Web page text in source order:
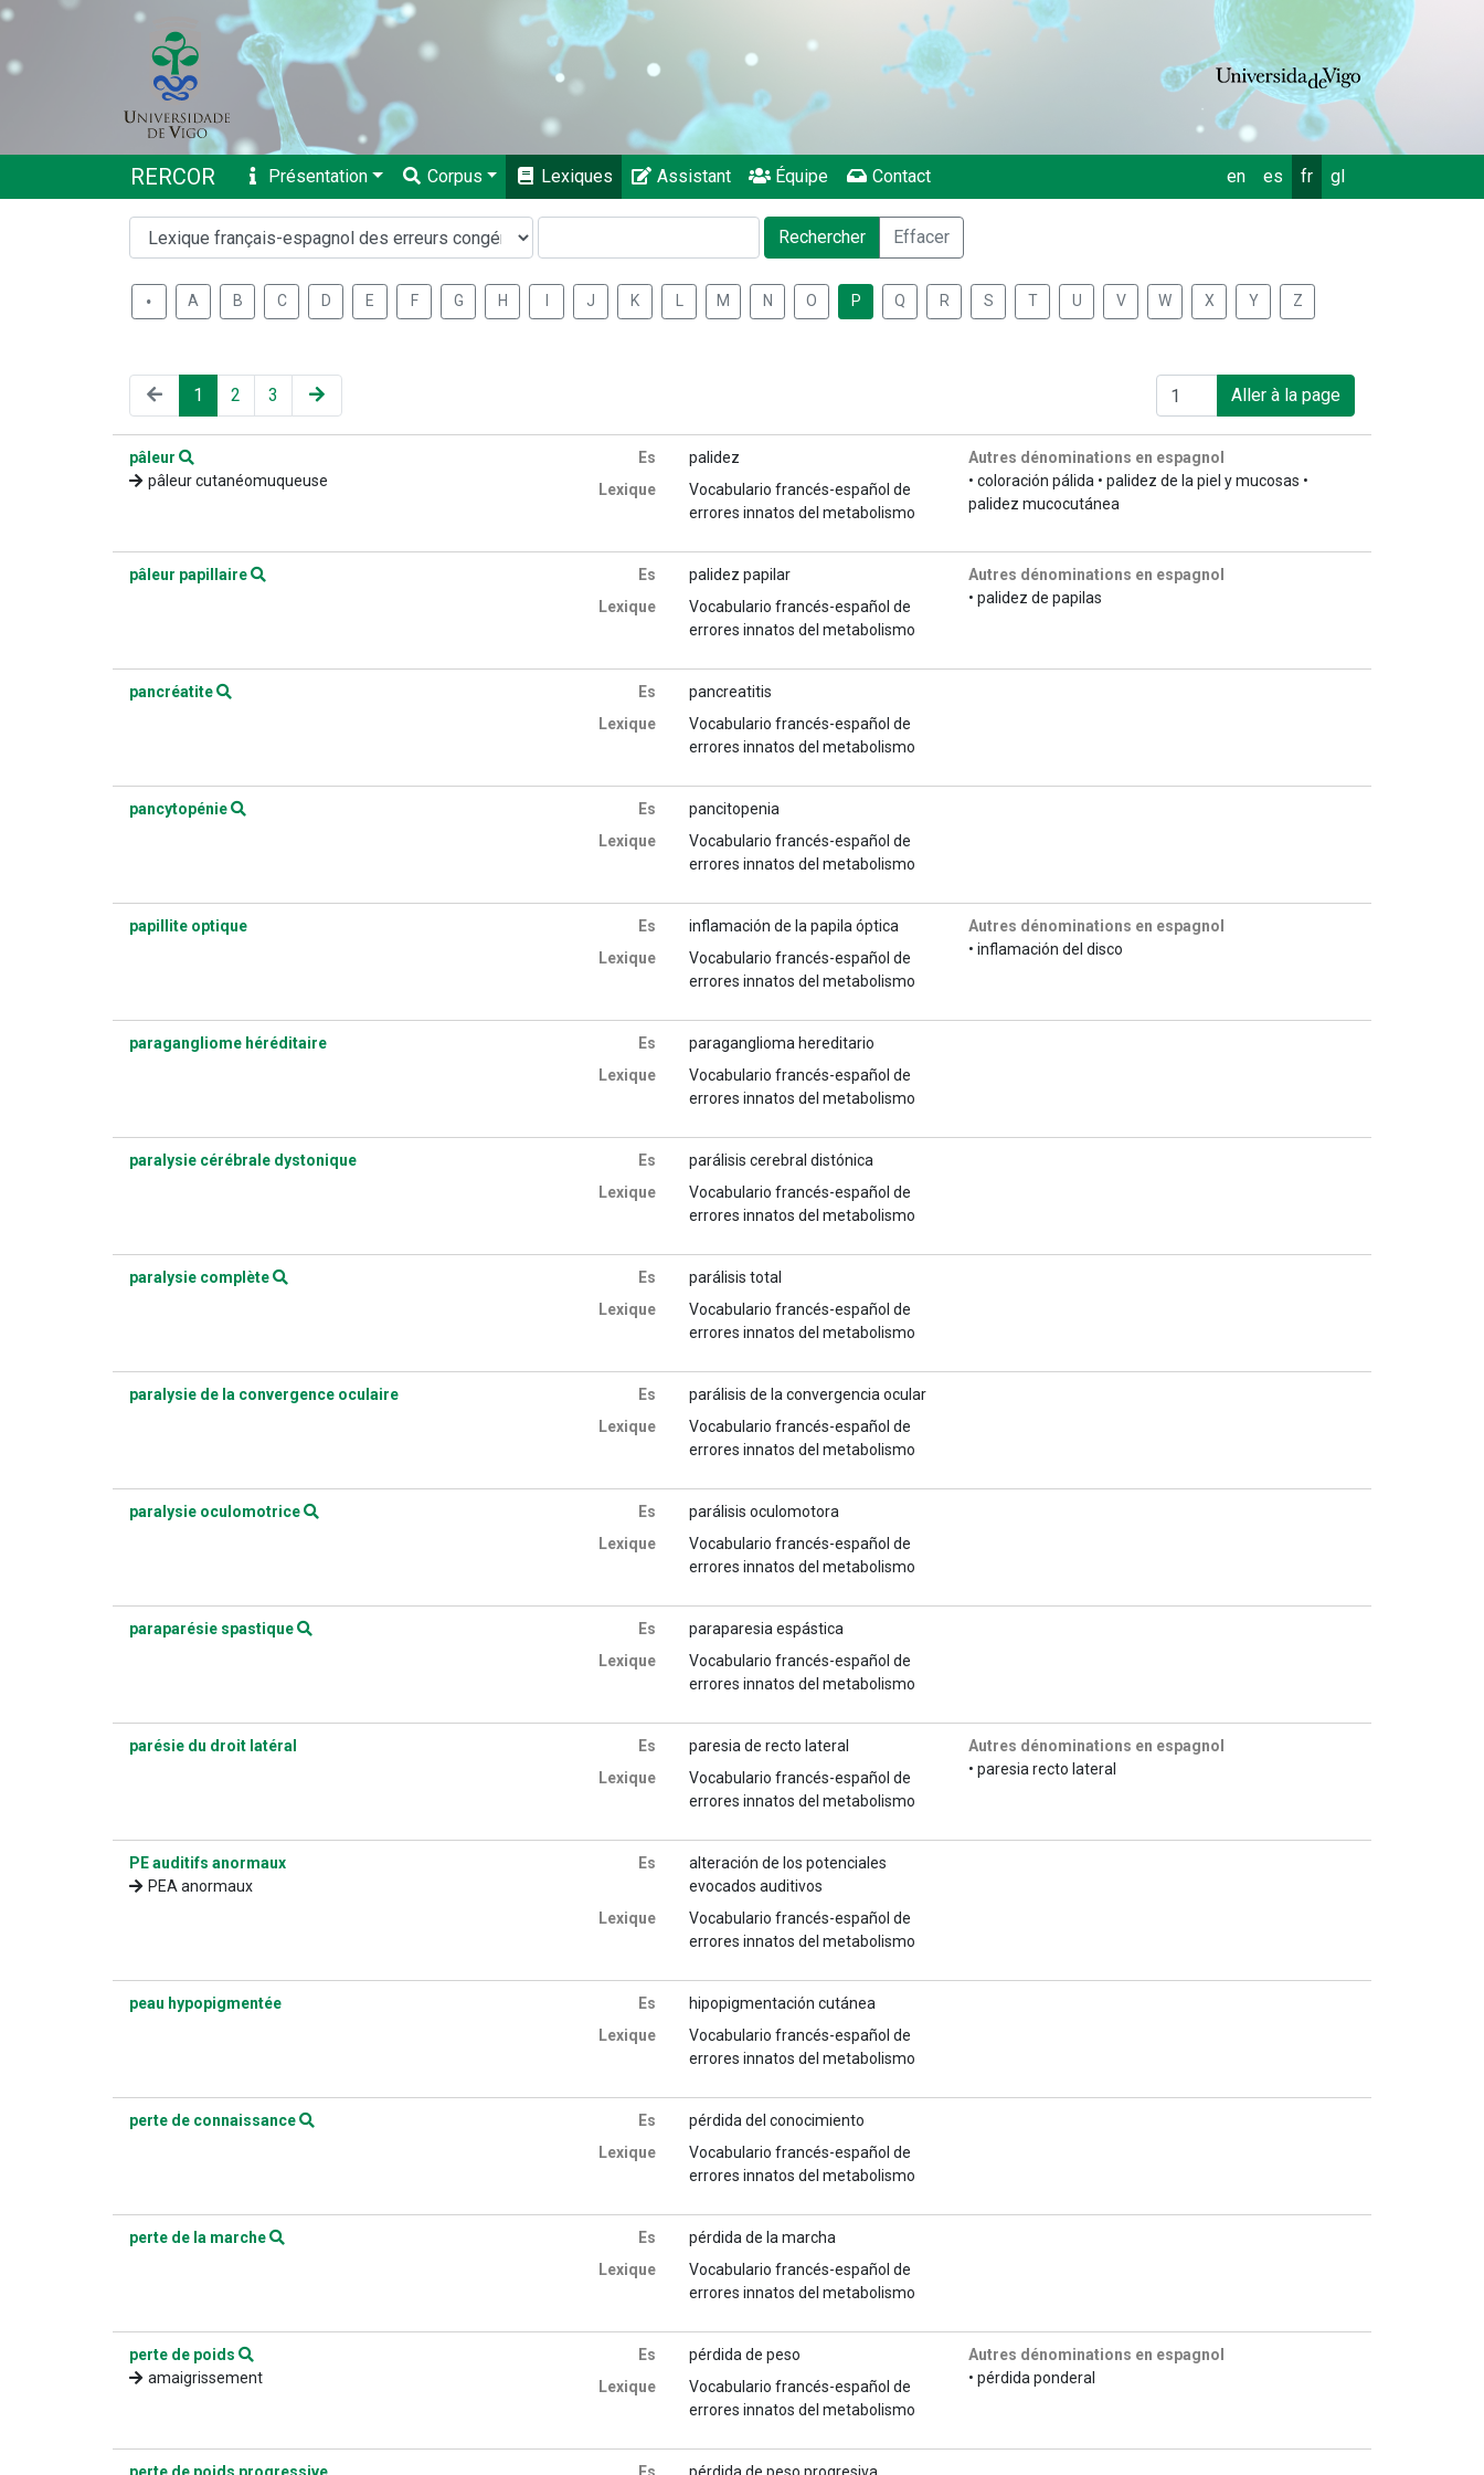
RERCOR Présentation Corpus Lexiques Assistant Équipe Contact en es fr gl
Rechercher Effacer
. A B C D E F G H J K M N O P Q R S T U V W X Y Z
1 2 3 Aller à la page
pâleur
pâleur cutanéomuqueuse
Es
palidez
Lexique
Vocabulario francés-español de
errores innatos del metabolismo
Autres dénominations en espagnol
• coloración pálida • palidez de la piel y mucosas •
palidez mucocutánea
pâleur papillaire Es
palidez papilar
Lexique
Vocabulario francés-español de
errores innatos del metabolismo
Autres dénominations en espagnol
• palidez de papilas
pancréatite Es
pancreatitis
Lexique
Vocabulario francés-español de
errores innatos del metabolismo
pancytopénie Es
pancitopenia
Lexique
Vocabulario francés-español de
errores innatos del metabolismo
papillite optique Es
inflamación de la papila óptica
Lexique
Vocabulario francés-español de
errores innatos del metabolismo
Autres dénominations en espagnol
• inflamación del disco
paragangliome héréditaire Es
paraganglioma hereditario
Lexique
Vocabulario francés-español de
errores innatos del metabolismo
paralysie cérébrale dystonique Es
parálisis cerebral distónica
Lexique
Vocabulario francés-español de
errores innatos del metabolismo
paralysie complète Es
parálisis total
Lexique
Vocabulario francés-español de
errores innatos del metabolismo
paralysie de la convergence oculaire Es
parálisis de la convergencia ocular
Lexique
Vocabulario francés-español de
errores innatos del metabolismo
paralysie oculomotrice Es
parálisis oculomotora
Lexique
Vocabulario francés-español de
errores innatos del metabolismo
paraparésie spastique Es
paraparesia espástica
Lexique
Vocabulario francés-español de
errores innatos del metabolismo
parésie du droit latéral Es
paresia de recto lateral
Lexique
Vocabulario francés-español de
errores innatos del metabolismo
Autres dénominations en espagnol
• paresia recto lateral
PE auditifs anormaux
PEA anormaux
Es
alteración de los potenciales
evocados auditivos
Lexique
Vocabulario francés-español de
errores innatos del metabolismo
peau hypopigmentée Es
hipopigmentación cutánea
Lexique
Vocabulario francés-español de
errores innatos del metabolismo
perte de connaissance Es
pérdida del conocimiento
Lexique
Vocabulario francés-español de
errores innatos del metabolismo
perte de la marche Es
pérdida de la marcha
Lexique
Vocabulario francés-español de
errores innatos del metabolismo
perte de poids
amaigrissement
Es
pérdida de peso
Lexique
Vocabulario francés-español de
errores innatos del metabolismo
Autres dénominations en espagnol
• pérdida ponderal